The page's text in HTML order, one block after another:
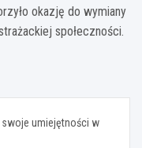
okazję do wymiany
społeczności.
swoje umiejętności w